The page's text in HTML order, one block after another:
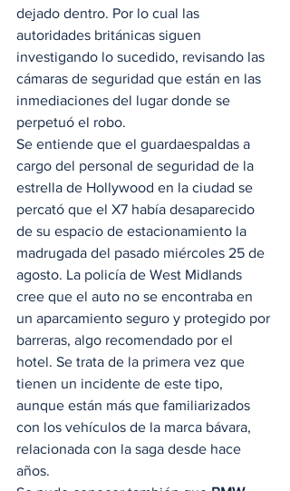
dejado dentro. Por lo cual las
autoridades británicas siguen
investigando lo sucedido, revisando las
cámaras de seguridad que están en las
inmediaciones del lugar donde se
perpetuó el robo.
Se entiende que el guardaespaldas a
cargo del personal de seguridad de la
estrella de Hollywood en la ciudad se
percató que el X7 había desaparecido
de su espacio de estacionamiento la
madrugada del pasado miércoles 25 de
agosto. La policía de West Midlands
cree que el auto no se encontraba en
un aparcamiento seguro y protegido por
barreras, algo recomendado por el
hotel. Se trata de la primera vez que
tienen un incidente de este tipo,
aunque están más que familiarizados
con los vehículos de la marca bávara,
relacionada con la saga desde hace
años.